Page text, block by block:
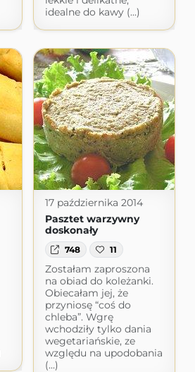
idealne do kawy (...)
17 października 2014
Pasztet warzywny
doskonały
748 11
Zostałam zaproszona
na obiad do koleżanki.
Obiecałam jej, że
przyniosę “coś do
chleba”. Wgrę
wchodziły tylko dania
wegetariańskie, ze
względu na upodobania
(...)